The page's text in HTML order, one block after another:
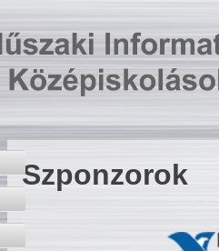
Szponzorok